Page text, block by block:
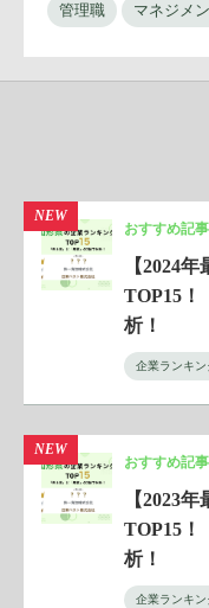
管理職 マネジメ
NEW
おすすめ記事
【2024
TOP15！
析！
企業ランキン
NEW
おすすめ記事
【2023
TOP15！
析！
企業ランキン